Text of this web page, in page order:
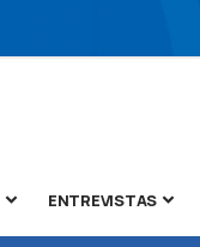
ENTREVISTAS